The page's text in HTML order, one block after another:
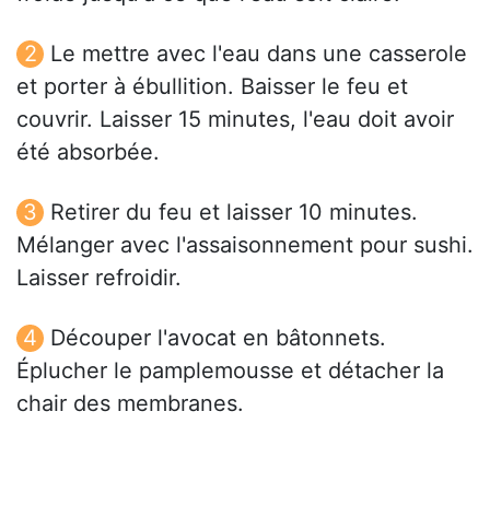
Le mettre avec l'eau dans une casserole
et porter à ébullition. Baisser le feu et
couvrir. Laisser 15 minutes, l'eau doit avoir
été absorbée.
Retirer du feu et laisser 10 minutes.
Mélanger avec l'assaisonnement pour sushi.
Laisser refroidir.
Découper l'avocat en bâtonnets.
Éplucher le pamplemousse et détacher la
chair des membranes.